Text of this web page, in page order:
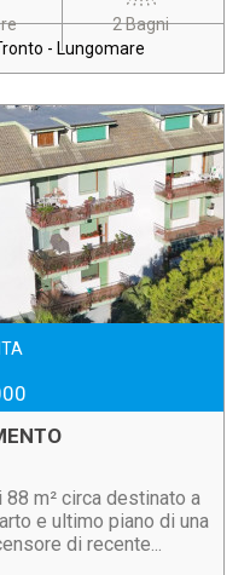
2 Bagni
- Lungomare
m² circa destinato a
e ultimo piano di una
di recente...